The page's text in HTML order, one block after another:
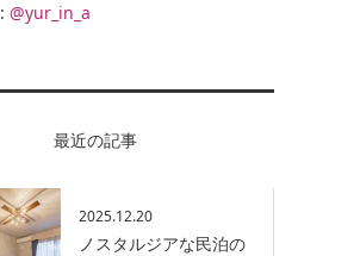
@yur_in_a
最近の記事
2025.12.20
ノスタルジアな民泊の